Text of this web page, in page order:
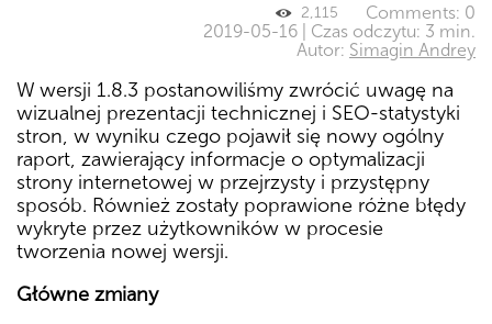
Comments: 0
2,115
2019-05-16 | Czas odczytu: 3 min.
Autor: Simagin Andrey
W wersji 1.8.3 postanowiliśmy zwrócić uwagę na
wizualnej prezentacji technicznej i SEO-statystyki
stron, w wyniku czego pojawił się nowy ogólny
raport, zawierający informacje o optymalizacji
strony internetowej w przejrzysty i przystępny
sposób. Również zostały poprawione różne błędy
wykryte przez użytkowników w procesie
tworzenia nowej wersji.
Główne zmiany